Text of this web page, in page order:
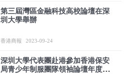
第三屆灣區金融科技高校論壇在深
圳大學舉辦
香港商報 2023-09-24
深圳大學代表團赴港參加香港保安
局青少年制服團隊領袖論壇年度匯